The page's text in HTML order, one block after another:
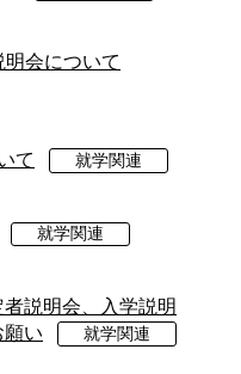
会について
て
就学関連
就学関連
説明会、入学説明
い
就学関連